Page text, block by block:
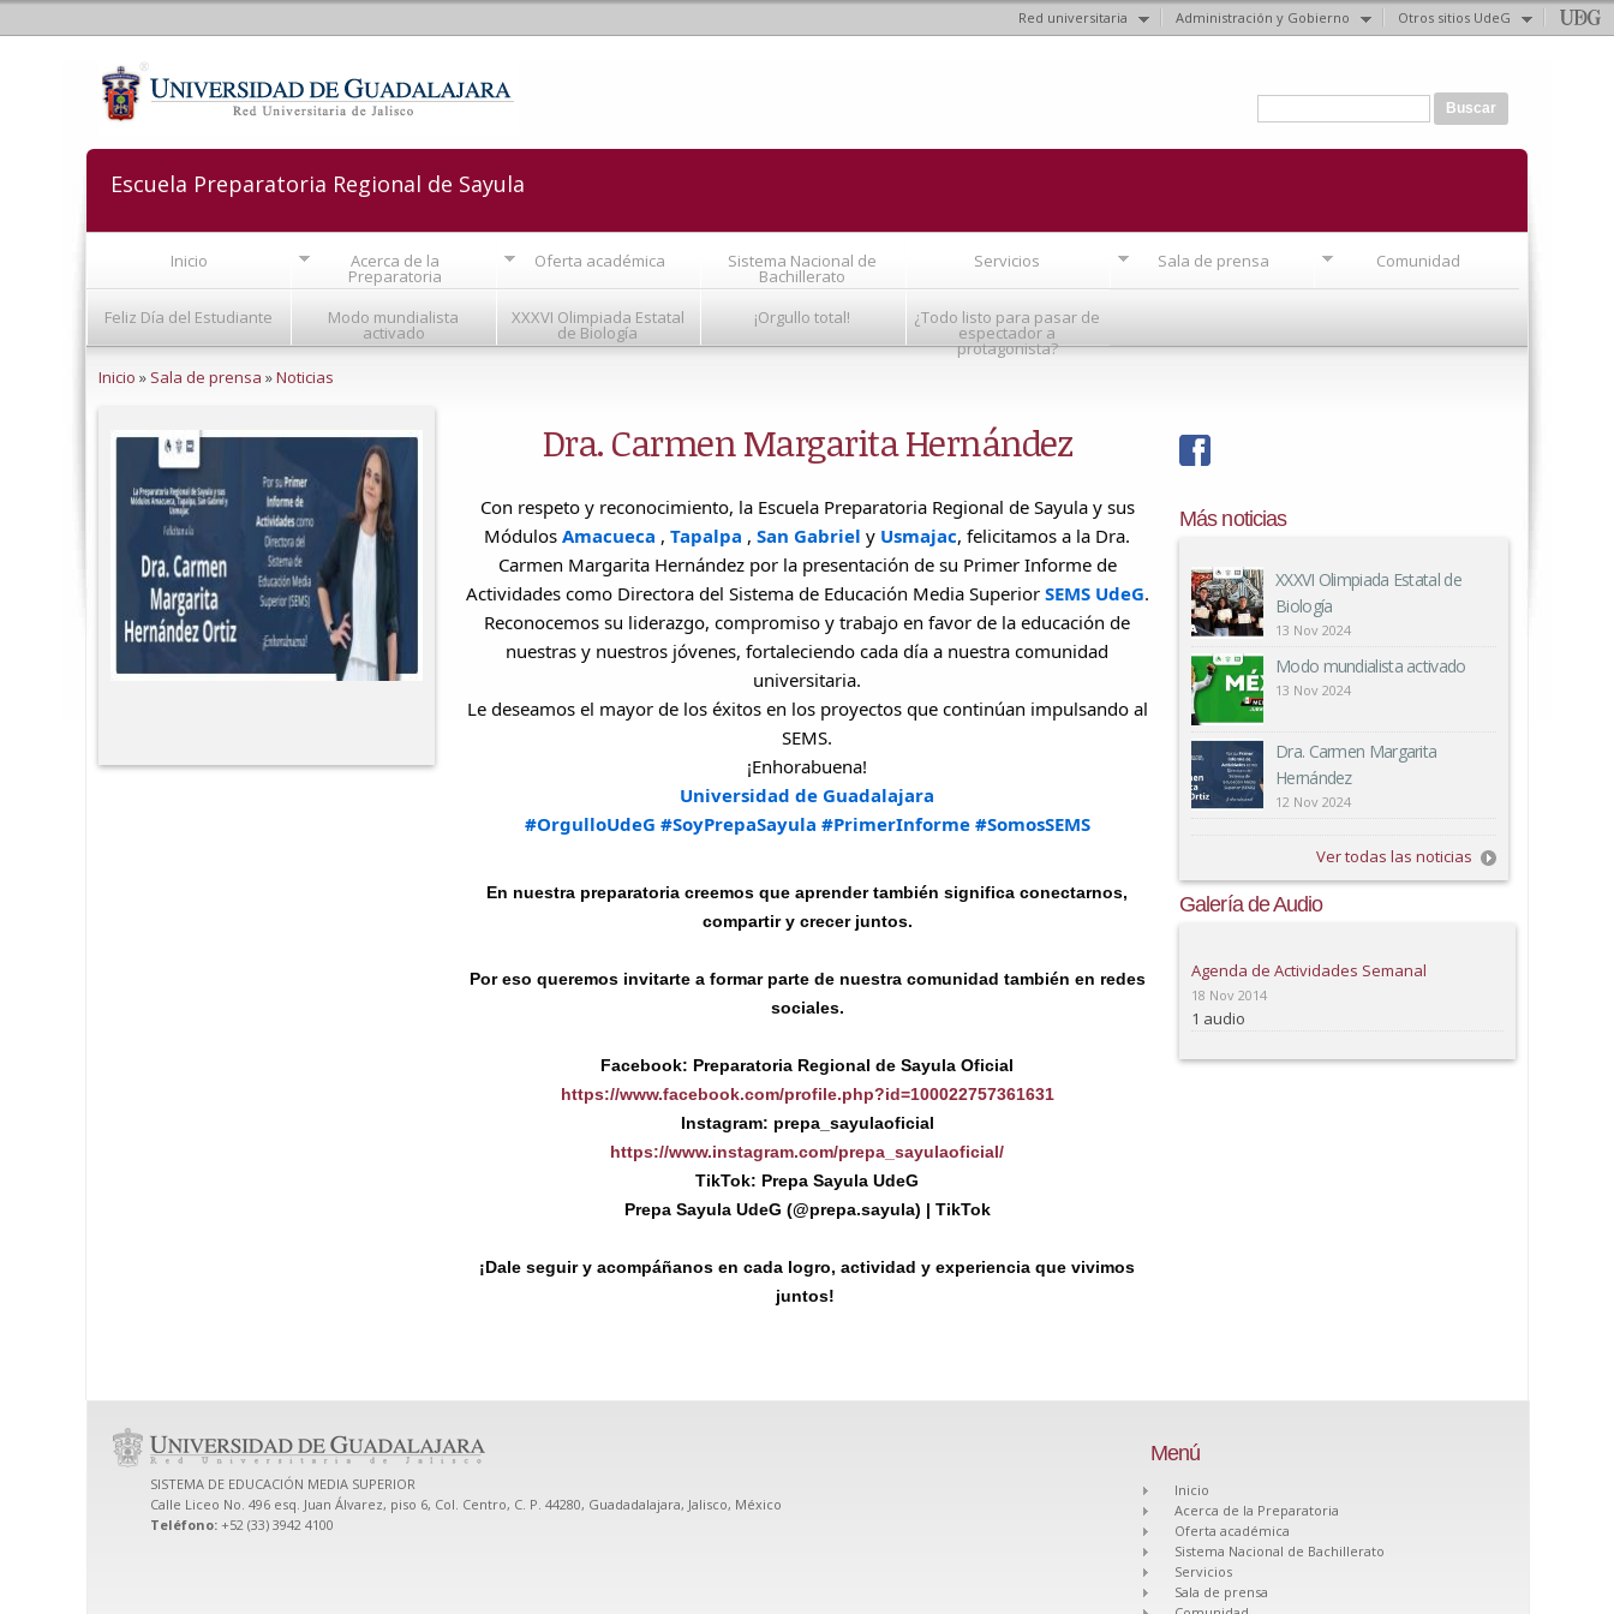
Red universitaria Administración y Gobierno Otros sitios UdeG
Formulario de búsqueda
Escuela Preparatoria Regional de Sayula
Inicio Acerca de la
Preparatoria
Oferta académica Sistema Nacional de
Bachillerato
Servicios Sala de prensa Comunidad
Feliz Día del Estudiante Modo mundialista
activado
XXXVI Olimpiada Estatal
de Biología
¡Orgullo total! ¿Todo listo para pasar de
espectador a
protagonista?
Inicio » Sala de prensa »Noticias
Dra. Carmen Margarita Hernández
Con respeto y reconocimiento, la Escuela Preparatoria Regional de Sayula y sus
Módulos Amacueca , Tapalpa , San Gabriel y Usmajac, felicitamos a la Dra.
Carmen Margarita Hernández por la presentación de su Primer Informe de
Actividades como Directora del Sistema de Educación Media Superior SEMS UdeG.
Reconocemos su liderazgo, compromiso y trabajo en favor de la educación de
nuestras y nuestros jóvenes, fortaleciendo cada día a nuestra comunidad
universitaria.
Le deseamos el mayor de los éxitos en los proyectos que continúan impulsando al
SEMS.
¡Enhorabuena!
Universidad de Guadalajara
#OrgulloUdeG #SoyPrepaSayula #PrimerInforme #SomosSEMS
En nuestra preparatoria creemos que aprender también significa conectarnos,
compartir y crecer juntos.
Por eso queremos invitarte a formar parte de nuestra comunidad también en redes
sociales.
Facebook: Preparatoria Regional de Sayula Oficial
https://www.facebook.com/profile.php?id=100022757361631
Instagram: prepa_sayulaoficial
https://www.instagram.com/prepa_sayulaoficial/
TikTok: Prepa Sayula UdeG
Prepa Sayula UdeG (@prepa.sayula) | TikTok
¡Dale seguir y acompáñanos en cada logro, actividad y experiencia que vivimos
juntos!
Más noticias
XXXVI Olimpiada Estatal de
Biología
13 Nov 2024
Modo mundialista activado
13 Nov 2024
Dra. Carmen Margarita
Hernández
12 Nov 2024
Ver todas las noticias
Galería de Audio
Agenda de Actividades Semanal
18 Nov 2014
1 audio
SISTEMA DE EDUCACIÓN MEDIA SUPERIOR
Calle Liceo No. 496 esq. Juan Álvarez, piso 6, Col. Centro, C. P. 44280, Guadadalajara, Jalisco, México
Teléfono: +52 (33) 3942 4100
Menú
Inicio
Acerca de la Preparatoria
Oferta académica
Sistema Nacional de Bachillerato
Servicios
Sala de prensa